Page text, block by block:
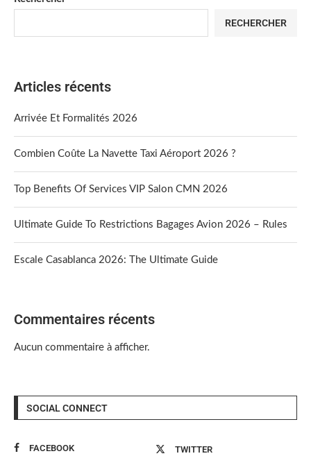
RECHERCHER
Articles récents
Arrivée Et Formalités 2026
Combien Coûte La Navette Taxi Aéroport 2026 ?
Top Benefits Of Services VIP Salon CMN 2026
Ultimate Guide To Restrictions Bagages Avion 2026 – Rules
Escale Casablanca 2026: The Ultimate Guide
Commentaires récents
Aucun commentaire à afficher.
SOCIAL CONNECT
FACEBOOK TWITTER